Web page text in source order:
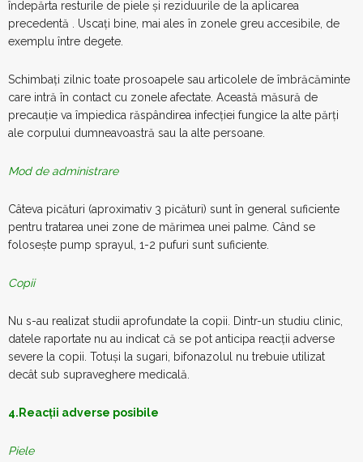
îndepărta resturile de piele și reziduurile de la aplicarea
precedentă . Uscați bine, mai ales în zonele greu accesibile, de
exemplu între degete.
Schimbați zilnic toate prosoapele sau articolele de îmbrăcăminte
care intră în contact cu zonele afectate. Această măsură de
precauție va împiedica răspândirea infecției fungice la alte părți
ale corpului dumneavoastră sau la alte persoane.
Mod de administrare
Câteva picături (aproximativ 3 picături) sunt în general suficiente
pentru tratarea unei zone de mărimea unei palme. Când se
folosește pump sprayul, 1-2 pufuri sunt suficiente.
Copii
Nu s-au realizat studii aprofundate la copii. Dintr-un studiu clinic,
datele raportate nu au indicat că se pot anticipa reacții adverse
severe la copii. Totuși la sugari, bifonazolul nu trebuie utilizat
decât sub supraveghere medicală.
4.Reacții adverse posibile
Piele